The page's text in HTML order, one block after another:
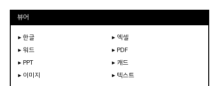
뷰어
▸ 한글
▸ 엑셀
▸ 워드
▸ PDF
▸ PPT
▸ 캐드
▸ 이미지
▸ 텍스트